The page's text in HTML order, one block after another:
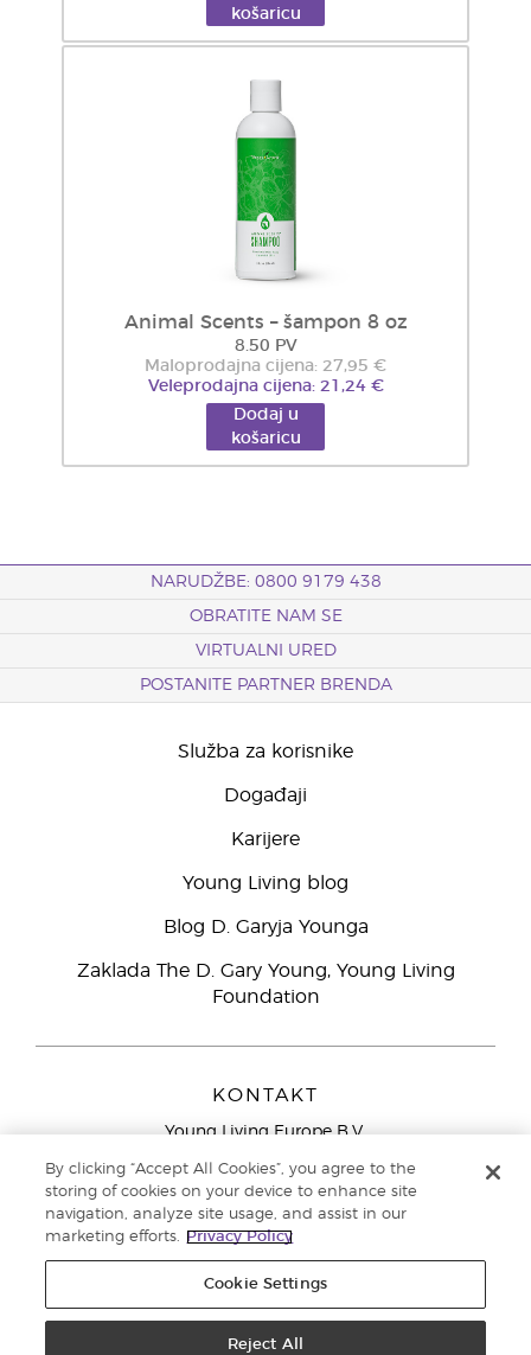
košaricu
Animal Scents – šampon 8 oz
8.50 PV
Maloprodajna cijena: 27,95 €
Veleprodajna cijena: 21,24 €
Dodaj u
košaricu
NARUDŽBE: 0800 9179 438
OBRATITE NAM SE
VIRTUALNI URED
POSTANITE PARTNER BRENDA
Služba za korisnike
Događaji
Karijere
Young Living blog
Blog D. Garyja Younga
Zaklada The D. Gary Young, Young Living
Foundation
KONTAKT
Young Living Europe B.V.
9727 AJ Groningen
Sjedište tvrtke Young Living Europe Ltd.:
9000
Pravila o privatnosti
By clicking “Accept All Cookies”, you agree to the
storing of cookies on your device to enhance site
navigation, analyze site usage, and assist in our
marketing efforts.
Privacy Policy
Cookie Settings
Reject All